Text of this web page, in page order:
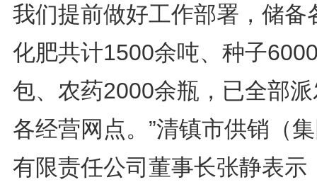
我们提前做好工作部署，储备
化肥共计1500余吨、种子
包、农药2000余瓶，已全部
各经营网点。”清镇市供销（
有限责任公司董事长张静表示